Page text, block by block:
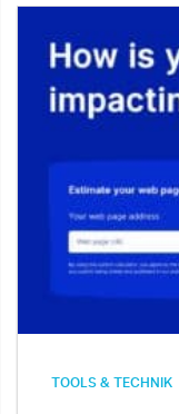
TOOLS & TECHNIK